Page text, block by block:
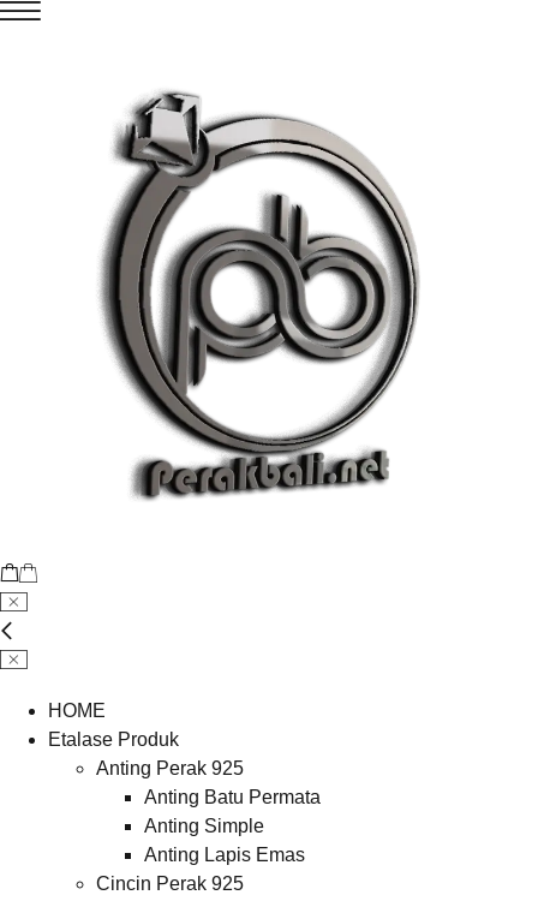
HOME
Etalase Produk
Anting Perak 925
Anting Batu Permata
Anting Simple
Anting Lapis Emas
Cincin Perak 925